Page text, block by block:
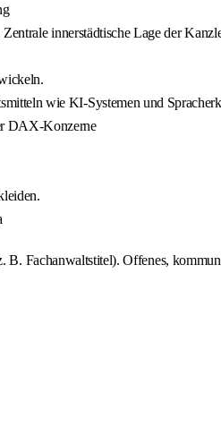
innerstädtische Lage der
wie KI-Systemen und
DAX-Konzerne
Fachanwaltstitel). Offenes,